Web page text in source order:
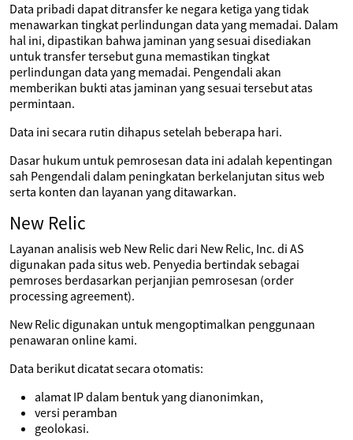
Data pribadi dapat ditransfer ke negara ketiga yang tidak
menawarkan tingkat perlindungan data yang memadai. Dalam
hal ini, dipastikan bahwa jaminan yang sesuai disediakan
untuk transfer tersebut guna memastikan tingkat
perlindungan data yang memadai. Pengendali akan
memberikan bukti atas jaminan yang sesuai tersebut atas
permintaan.
Data ini secara rutin dihapus setelah beberapa hari.
Dasar hukum untuk pemrosesan data ini adalah kepentingan
sah Pengendali dalam peningkatan berkelanjutan situs web
serta konten dan layanan yang ditawarkan.
New Relic
Layanan analisis web New Relic dari New Relic, Inc. di AS
digunakan pada situs web. Penyedia bertindak sebagai
pemroses berdasarkan perjanjian pemrosesan (order
processing agreement).
New Relic digunakan untuk mengoptimalkan penggunaan
penawaran online kami.
Data berikut dicatat secara otomatis:
alamat IP dalam bentuk yang dianonimkan,
versi peramban
geolokasi.